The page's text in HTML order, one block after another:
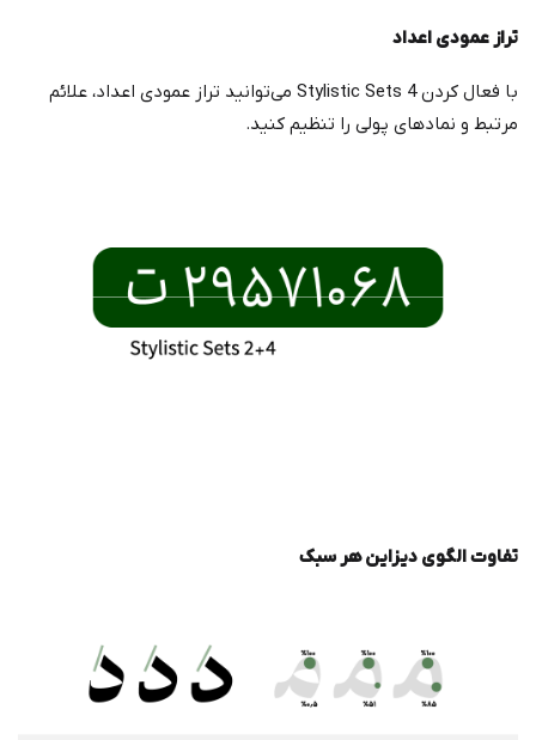
تراز عمودی اعداد
با فعال کردن Stylistic Sets 4 می‌توانید تراز عمودی اعداد، علائم
مرتبط و نمادهای پولی را تنظیم کنید.
تفاوت الگوی دیزاین هر سبک